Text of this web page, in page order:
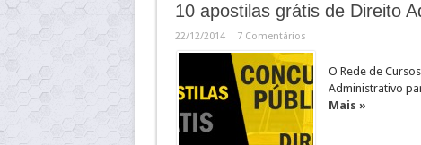
10 apostilas grátis de Direito
22/12/2014 7 Comentários
O Rede de
Administrativo
Mais »